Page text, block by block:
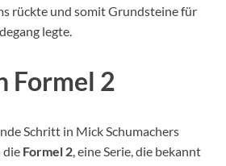
rückte und somit Grundsteine für
legte.
Formel 2
Schritt in Mick Schumachers
die Formel 2 , eine Serie, die bekannt